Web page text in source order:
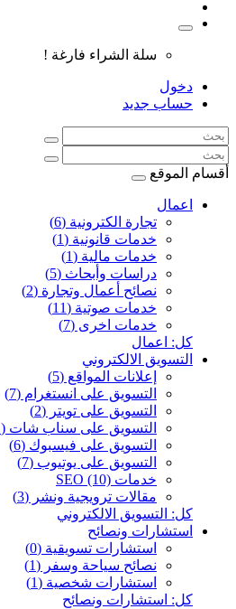
سلة الشراء فارغة !
دخول
حساب جديد
أقسام الموقع
اعمال
تجارة الكترونية (6)
خدمات قانونية (1)
خدمات مالية (1)
دراسات وأبحاث (5)
نصائح أعمال وتجارة (2)
خدمات صوتية (11)
خدمات اخرى (7)
كل: اعمال
التسويق الالكتروني
إعلانات المواقع (5)
التسويق على انستغرام (7)
التسويق على تويتر (2)
التسويق على سناب شات (1)
التسويق على فيسبوك (6)
التسويق على يوتيوب (7)
خدمات SEO (10)
مقالات ترويجية ونشر (3)
كل: التسويق الالكتروني
استشارات ونصائح
استشارات تسويقية (0)
نصائح سياحة وسفر (1)
استشارات شخصية (1)
كل: استشارات ونصائح